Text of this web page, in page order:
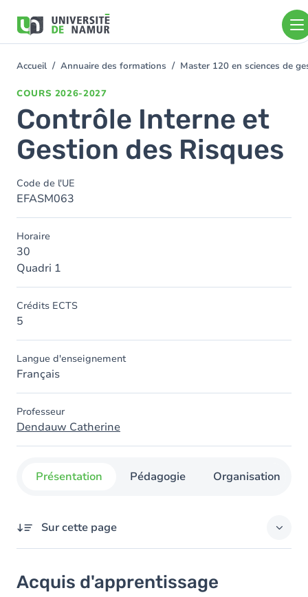
contenu
You
Accueil Annuaire des formations Master 120 en sciences de
COURS 2026-2027
Contrôle Interne et
Gestion des Risques
Code de l'UE
EFASM063
Horaire
30
Quadri 1
Crédits ECTS
5
Langue d'enseignement
Français
Professeur
Dendauw Catherine
Présentation Pédagogie Organisation
Sur cette page
Objectifs
Acquis d'apprentissage